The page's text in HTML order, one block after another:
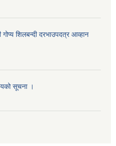
शिलबन्दी दरभाउपदत्र आव्हान
सूचना ।